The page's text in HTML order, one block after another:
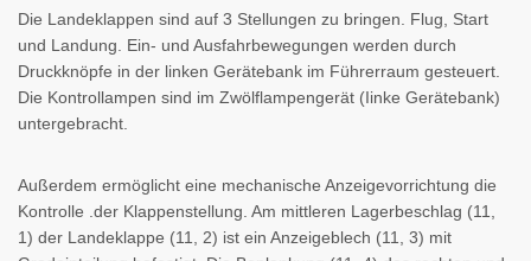
Die Landeklappen sind auf 3 Stellungen zu bringen. Flug, Start
und Landung. Ein- und Ausfahrbewegungen werden durch
Druckknöpfe in der linken Gerätebank im Führerraum gesteuert.
Die Kontrollampen sind im Zwölflampengerät (Iinke Gerätebank)
untergebracht.
Außerdem ermöglicht eine mechanische Anzeigevorrichtung die
Kontrolle .der Klappenstellung. Am mittleren Lagerbeschlag (11,
1) der Landeklappe (11, 2) ist ein Anzeigeblech (11, 3) mit